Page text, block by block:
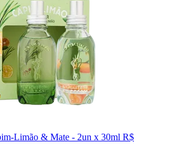
Limão & Mate - 2un x 30ml R$